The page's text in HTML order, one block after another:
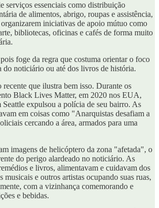
serviços essenciais como distribuição
de alimentos, abrigo, roupas e assistência,
organizarem iniciativas de apoio mútuo como
bibliotecas, oficinas e cafés de forma muito
foge da regra que costuma orientar o foco
do noticiário ou até dos livros de história.
que ilustra bem isso. Durante os
Black Lives Matter, em 2020 nos EUA,
Seattle expulsou a polícia de seu bairro. As
em coisas como "Anarquistas desafiam a
cercando a área, armados para uma
imagens de helicóptero da zona "afetada", o
do perigo alardeado no noticiário. As
e livros, alimentavam e cuidavam dos
musicais e outros artistas ocupando suas ruas,
com a vizinhança comemorando e
e bebidas.